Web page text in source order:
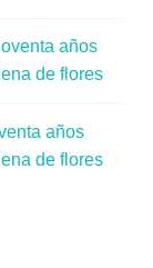
años
de flores
años
de flores